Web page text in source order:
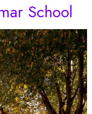
School